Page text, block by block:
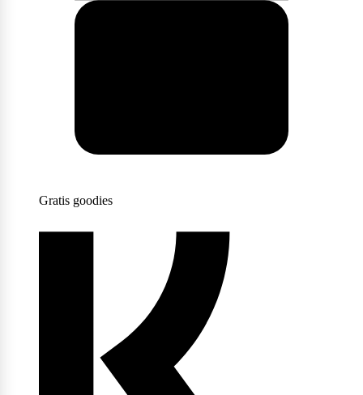
Stacker2
Supplement Needs
Trained By JP
Gratis goodies